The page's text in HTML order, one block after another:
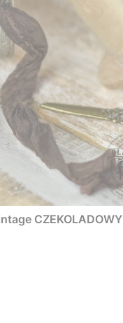
CZEKOLADOWY